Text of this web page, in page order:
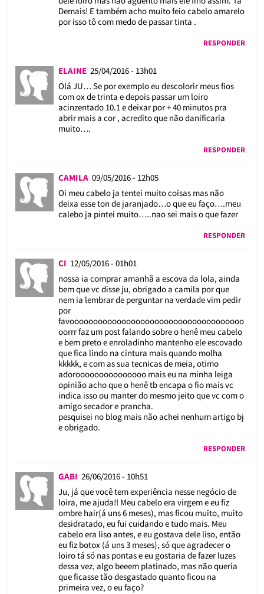
Demais! E também acho muito feio cabelo amarelo
por isso tô com medo de passar tinta .
RESPONDER
ELAINE 25/04/2016 - 13h01
Olá JU… Se por exemplo eu descolorir meus fios
com ox de trinta e depois passar um loiro
acinzentado 10.1 e deixar por + 40 minutos pra
abrir mais a cor , acredito que não danificaria
muito….
RESPONDER
CAMILA 09/05/2016 - 12h05
Oi meu cabelo ja tentei muito coisas mas não
deixa esse ton de jaranjado…o que eu faço….meu
calebo ja pintei muito…..nao sei mais o que fazer
RESPONDER
CI 12/05/2016 - 01h01
nossa ia comprar amanhã a escova da lola, ainda
bem que vc disse ju, obrigado a camila por que
nem ia lembrar de perguntar na verdade vim pedir
por
favooooooooooooooooooooooooooooooooooooo
oorrr faz um post falando sobre o henê meu cabelo
e bem preto e enroladinho mantenho ele escovado
que fica lindo na cintura mais quando molha
kkkkk, e com as sua tecnicas de meia, otimo
adorooooooooooooooo mais eu na minha leiga
opinião acho que o henê tb encapa o fio mais vc
indica isso ou manter do mesmo jeito que vc com o
amigo secador e prancha.
pesquisei no blog mais não achei nenhum artigo bj
e obrigado.
RESPONDER
GABI 26/06/2016 - 10h51
Ju, já que você tem experiência nesse negócio de
loira, me ajuda!! Meu cabelo era virgem e eu fiz
ombre hair(á uns 6 meses), mas ficou muito, muito
desidratado, eu fui cuidando e tudo mais. Meu
cabelo era liso antes, e eu gostava dele liso, então
eu fiz botox (á uns 3 meses), só que agradecer o
loiro tá só nas pontas e eu gostaria de fazer luzes
dessa vez, algo beeem platinado, mas não queria
que ficasse tão desgastado quanto ficou na
primeira vez, o eu faço?